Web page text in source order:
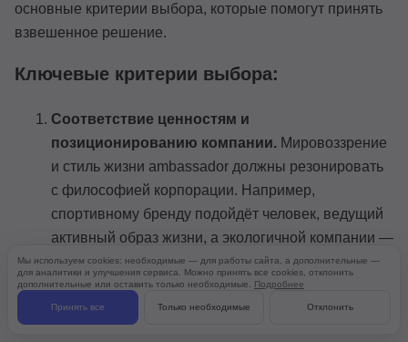
основные критерии выбора, которые помогут принять
взвешенное решение.
Ключевые критерии выбора:
Соответствие ценностям и
позиционированию компании. Мировоззрение
и стиль жизни ambassador должны резонировать
с философией корпорации. Например,
спортивному бренду подойдёт человек, ведущий
активный образ жизни, а экологичной компании —
тот, кто разделяет ценности устойчивого развития.
Релевантность целевой аудитории.Аудитория
потенциального амбассадора должна
Мы используем cookies: необходимые — для работы сайта, а дополнительные —
для аналитики и улучшения сервиса. Можно принять все cookies, отклонить
дополнительные или оставить только необходимые. Подробнее
Принять все Только необходимые Отклонить